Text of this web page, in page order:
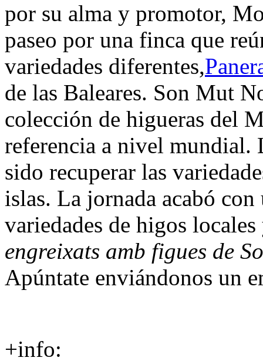
por su alma y promotor,
paseo por una finca que
variedades diferentes,
de las Baleares. Son Mut
colección de higueras del
referencia a nivel mundial.
sido recuperar las
islas. La jornada acabó
variedades de higos
engreixats amb figues de
Apúntate enviándonos un
+info: